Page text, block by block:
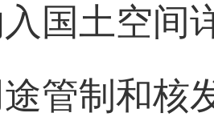
国土空间
管制和核